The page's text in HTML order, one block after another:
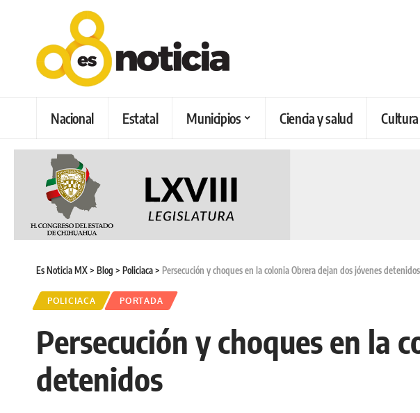
Nacional Estatal Municipios Ciencia y salud
Es Noticia MX> Blog > Policiaca> Persecución y choques en la colonia Obrera dejan dos jóvenes detenidos
POLICIACA PORTADA
Persecución y choques en la
detenidos